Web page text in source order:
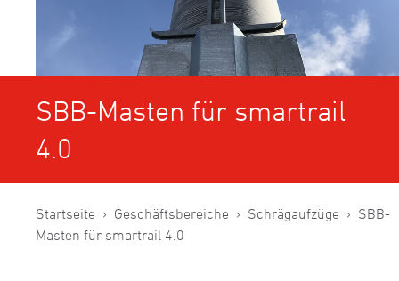
SBB-Masten für smartrail
4.0
Startseite Geschäftsbereiche Schrägaufzüge
SBB-
Masten für smartrail 4.0